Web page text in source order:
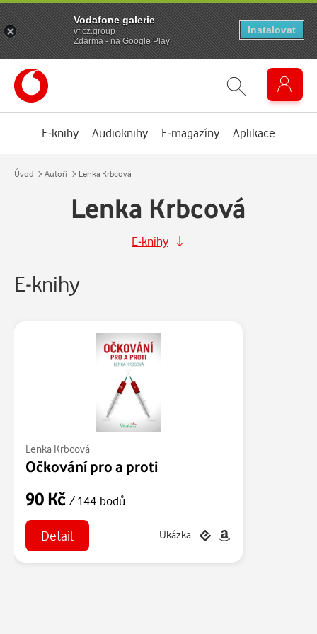
E-knihy Audioknihy E-magazíny Aplikace
Úvod Autoři Lenka Krbcová
Lenka Krbcová
E-knihy
E-knihy
Lenka Krbcová
Očkování pro a proti
90 Kč / 144 bodů
Detail Ukázka:
Vodafone galerie
vf.cz.group
Zdarma - na Google Play
Instalovat